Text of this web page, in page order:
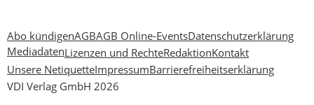
Abo kündigenAGBAGB Online-EventsDatenschutzerklärung
MediadatenLizenzen und RechteRedaktionKontakt
Unsere NetiquetteImpressumBarrierefreiheitserklärung
VDI Verlag GmbH 2026